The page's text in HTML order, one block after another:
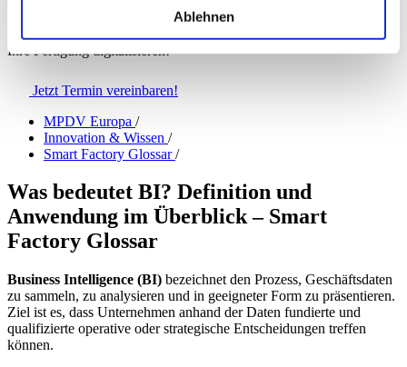
Ablehnen
Erfahren Sie, wie Sie mit den Lösungen von MPDV
Ihre Fertigung digitalisieren!
Jetzt Termin vereinbaren!
MPDV Europa /
Innovation & Wissen /
Smart Factory Glossar /
Was bedeutet BI? Definition und
Anwendung im Überblick – Smart
Factory Glossar
Business Intelligence (BI) bezeichnet den Prozess, Geschäftsdaten
zu sammeln, zu analysieren und in geeigneter Form zu präsentieren.
Ziel ist es, dass Unternehmen anhand der Daten fundierte und
qualifizierte operative oder strategische Entscheidungen treffen
können.